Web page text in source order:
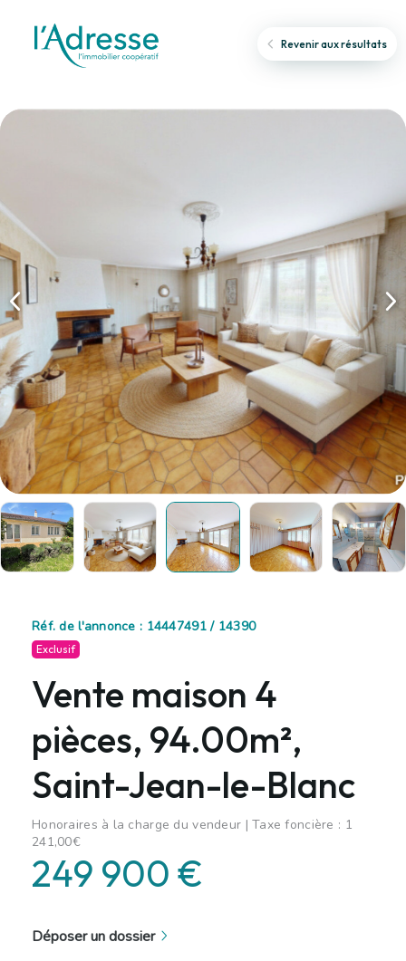
Revenir aux résultats
Réf. de l'annonce : 14447491 / 14390
Exclusif
Vente maison 4
pièces, 94.00m²,
Saint-Jean-le-Blanc
Honoraires à la charge du vendeur | Taxe foncière : 1
241,00€
249 900 €
Déposer un dossier